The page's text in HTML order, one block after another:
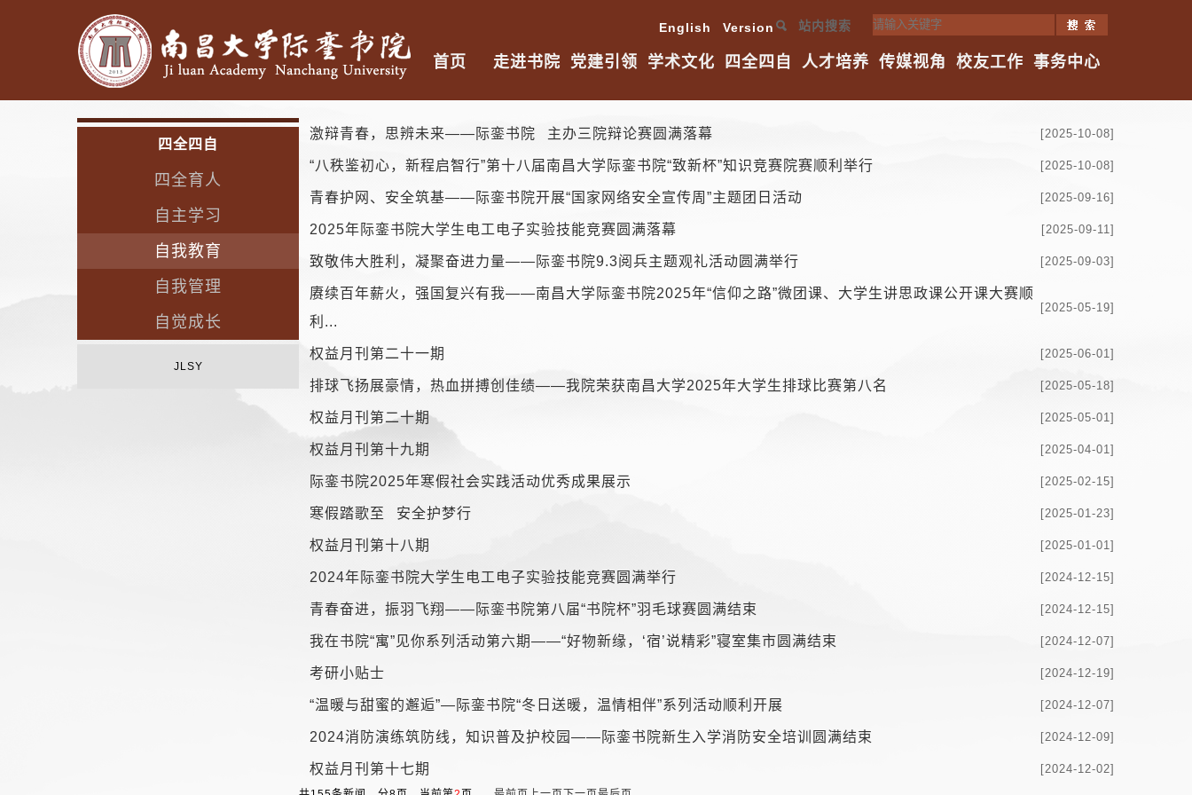
English Version 站内搜索
首页 走进书院 党建引领 学术文化 四全四自 人才培养 传媒视角 校友工作 事务中心
四全四自
四全育人
自主学习
自我教育
自我管理
自觉成长
JLSY
激辩青春，思辨未来——际銮书院 主办三院辩论赛圆满落幕 [2025-10-08]
“八秩鉴初心，新程启智行”第十八届南昌大学际銮书院“致新杯”知识竞赛院赛顺利举行 [2025-10-08]
青春护网、安全筑基——际銮书院开展“国家网络安全宣传周”主题团日活动 [2025-09-16]
2025年际銮书院大学生电工电子实验技能竞赛圆满落幕 [2025-09-11]
致敬伟大胜利，凝聚奋进力量——际銮书院9.3阅兵主题观礼活动圆满举行 [2025-09-03]
赓续百年薪火，强国复兴有我——南昌大学际銮书院2025年“信仰之路”微团课、大学生讲思政课公开课大赛顺
利...
[2025-05-19]
权益月刊第二十一期 [2025-06-01]
排球飞扬展豪情，热血拼搏创佳绩——我院荣获南昌大学2025年大学生排球比赛第八名 [2025-05-18]
权益月刊第二十期 [2025-05-01]
权益月刊第十九期 [2025-04-01]
际銮书院2025年寒假社会实践活动优秀成果展示 [2025-02-15]
寒假踏歌至 安全护梦行 [2025-01-23]
权益月刊第十八期 [2025-01-01]
2024年际銮书院大学生电工电子实验技能竞赛圆满举行 [2024-12-15]
青春奋进，振羽飞翔——际銮书院第八届“书院杯”羽毛球赛圆满结束 [2024-12-15]
我在书院“寓”见你系列活动第六期——“好物新缘，‘宿’说精彩”寝室集市圆满结束 [2024-12-07]
考研小贴士 [2024-12-19]
“温暖与甜蜜的邂逅”—际銮书院“冬日送暖，温情相伴”系列活动顺利开展 [2024-12-07]
2024消防演练筑防线，知识普及护校园——际銮书院新生入学消防安全培训圆满结束 [2024-12-09]
权益月刊第十七期 [2024-12-02]